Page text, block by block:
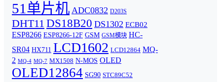
51单片机 ADC0832 D203S
DHT11 DS18B20 DS1302 ECB02
ESP8266 ESP8266-12F GSM GSM模块 HC-
SR04 HX711 LCD1602 LCD12864 MQ-
2 MQ-4 MQ-7 MX1508 N-MOS OLED
OLED12864 SG90 STC89C52